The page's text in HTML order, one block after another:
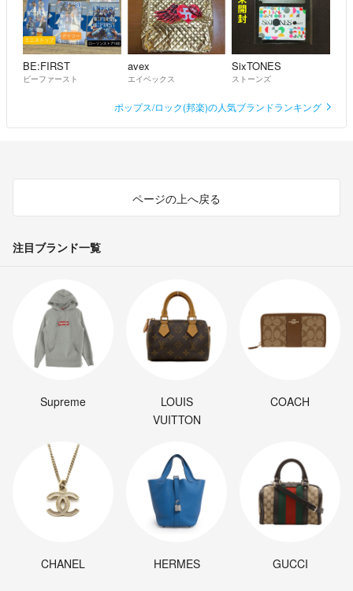
BE:FIRST
ビーファースト
avex
エイベックス
SixTONES
ストーンズ
ポップス/ロック(邦楽)の人気ブランドランキング
ページの上へ戻る
注目ブランド一覧
Supreme
LOUIS
VUITTON
COACH
CHANEL HERMES GUCCI